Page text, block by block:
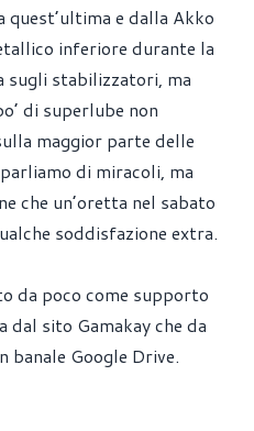
quest’ultima e dalla Akko
inferiore durante la
sugli stabilizzatori, ma
di superlube non
maggior parte delle
di miracoli, ma
che un’oretta nel sabato
soddisfazione extra.
da poco come supporto
dal sito Gamakay che da
banale Google Drive.